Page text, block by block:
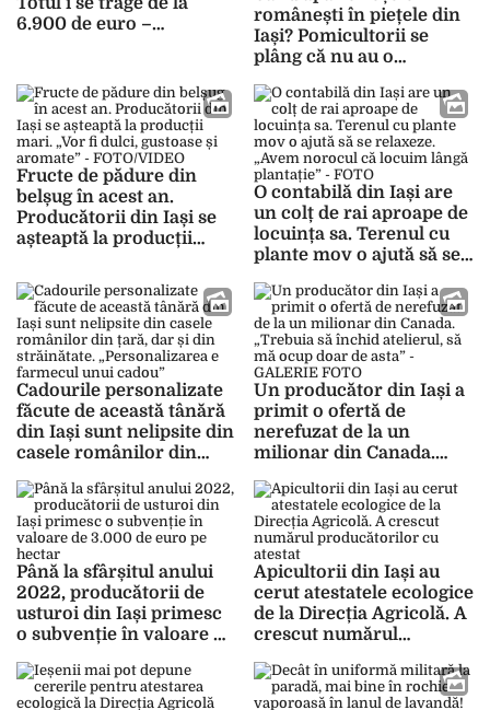
6.900 de euro –
românești în piețele din
Iași? Pomicultorii se
plâng că nu au o
prețurile vor crește. „Am
pierdut cam un sfert din
producție”
Fructe de pădure din
belșug în acest an.
Producătorii din Iași se
așteaptă la producții
gustoase și aromate” –
FOTO/VIDEO
O contabilă din Iași are
un colț de rai aproape de
locuința sa. Terenul cu
plante mov o ajută să se
că locuim lângă
plantație” – FOTO
Cadourile personalizate
făcute de această tânără
din Iași sunt nelipsite din
casele românilor din
străinătate.
„Personalizarea e
farmecul unui cadou”
Un producător din Iași a
primit o ofertă de
nerefuzat de la un
milionar din Canada.
atelierul, să mă ocup
doar de asta” – GALERIE
FOTO
Până la sfârșitul anului
2022, producătorii de
usturoi din Iași primesc
o subvenție în valoare de
Apicultorii din Iași au
cerut atestatele ecologice
de la Direcția Agricolă. A
crescut numărul